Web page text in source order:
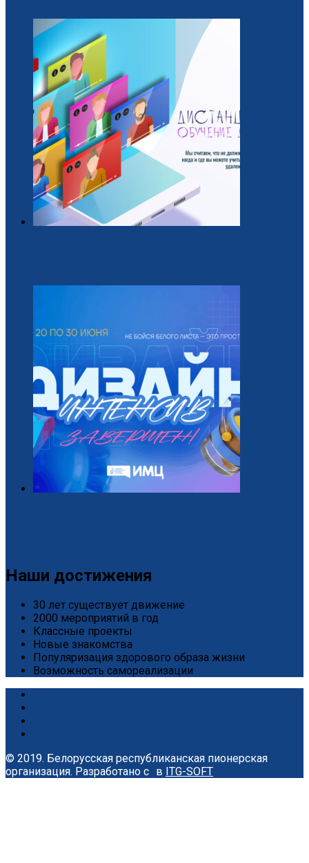
Наши достижения
30 лет существует движение
2000 мероприятий в год
Классные проекты
Новые знакомства
Популяризация здорового образа жизни
Возможность самореализации
© 2019. Белорусская республиканская пионерская
организация. Разработано с в ITG-SOFT